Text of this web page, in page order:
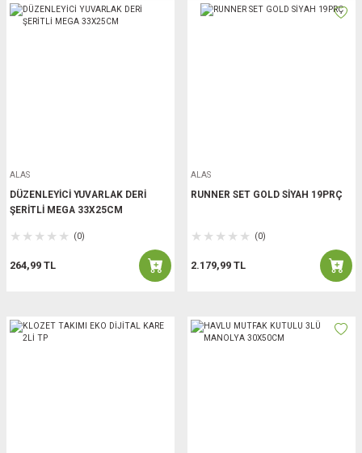
ALAS
DÜZENLEYİCİ YUVARLAK DERİ
ŞERİTLİ MEGA 33X25CM
(0)
264,99 TL
ALAS
RUNNER SET GOLD SİYAH 19PRÇ
(0)
2.179,99 TL